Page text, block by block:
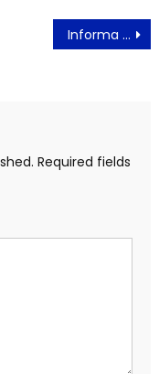
Informa Hadirkan Pengalaman Baru Dalam Berbelanja
Required fields